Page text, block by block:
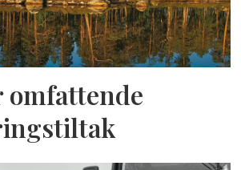
omfattende